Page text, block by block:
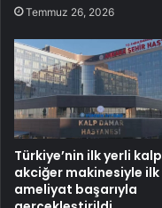
Temmuz 26, 2026
Türkiye’nin ilk yerli
akciğer makinesiyle ilk
ameliyat başarıyla